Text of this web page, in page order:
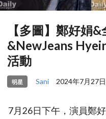
【多圖】鄭好娟
&NewJeans
活動
明星 Sani 2024年7月27
7月26日下午，演員鄭